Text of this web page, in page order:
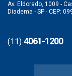
Av. Eldorado, 1009 -
Diadema - SP - CEP:
(11) 4061-1200